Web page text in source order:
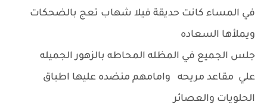
في المساء كانت حديقة فيلا شهاب تعج بالضحكات
ويملأها السعاده
جلس الجميع في المظله المحاطه بالزهور الجميله
علي مقاعد مريحه وامامهم منضده عليها اطباق
الحلويات والعصائر